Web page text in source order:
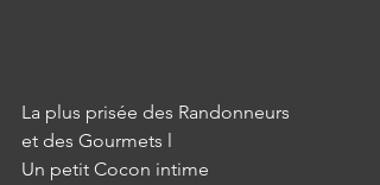
La plus prisée des Randonneurs
et des Gourmets l
Un petit Cocon intime